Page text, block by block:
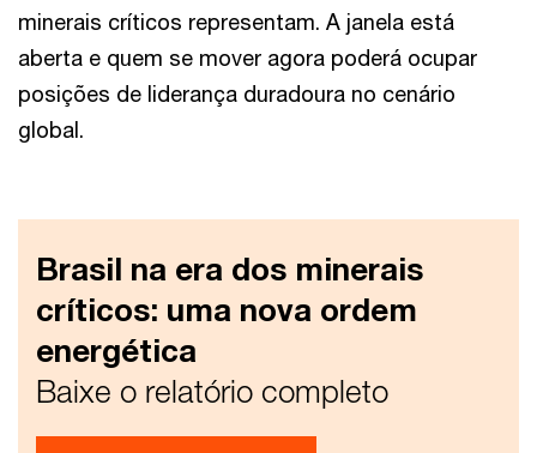
minerais críticos representam. A janela está
aberta e quem se mover agora poderá ocupar
posições de liderança duradoura no cenário
global.
Brasil na era dos minerais
críticos: uma nova ordem
energética
Baixe o relatório completo